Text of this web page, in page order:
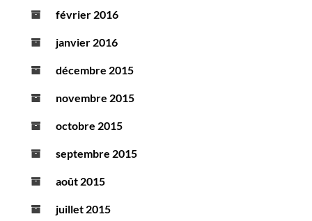
février 2016
janvier 2016
décembre 2015
novembre 2015
octobre 2015
septembre 2015
août 2015
juillet 2015